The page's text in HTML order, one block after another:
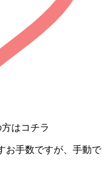
はコチラ
お手数ですが、手動で